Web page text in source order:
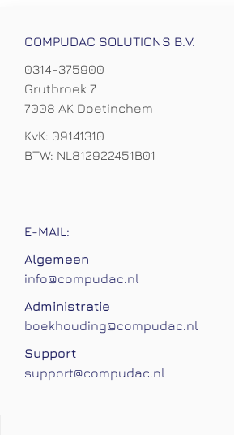
COMPUDAC SOLUTIONS B.V.
0314-375900
Grutbroek 7
7008 AK Doetinchem
KvK: 09141310
BTW: NL812922451B01
E-MAIL:
Algemeen
info@compudac.nl
Administratie
boekhouding@compudac.nl
Support
support@compudac.nl